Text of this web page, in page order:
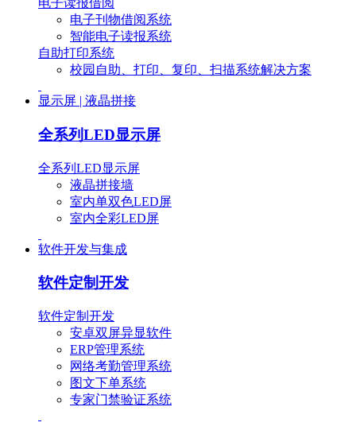
电子读报借阅
电子刊物借阅系统
智能电子读报系统
自助打印系统
校园自助、打印、复印、扫描系统解决方案
显示屏 | 液晶拼接
全系列LED显示屏
全系列LED显示屏
液晶拼接墙
室内单双色LED屏
室内全彩LED屏
软件开发与集成
软件定制开发
软件定制开发
安卓双屏异显软件
ERP管理系统
网络考勤管理系统
图文下单系统
专家门禁验证系统